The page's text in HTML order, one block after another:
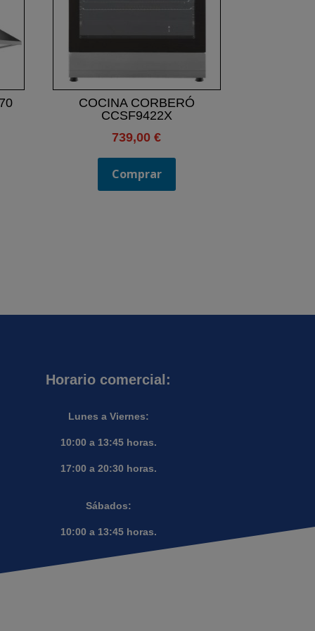
COCINA CORBERÓ
CCSF9422X
739,00€
Comprar
Horario comercial:
Lunes a Viernes:
10:00 a 13:45 horas.
17:00 a 20:30 horas.
Sábados:
10:00 a 13:45 horas.